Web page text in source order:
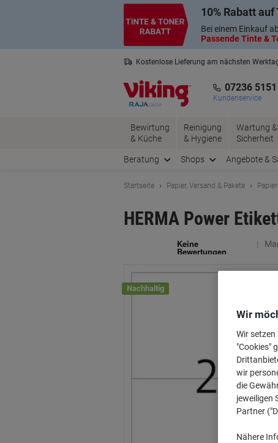
10% Rabatt
Bei einem Einkauf
Passende Tinte &
Kostenlose Lieferung am nächsten
07236
Kundenservice
Bewirtung
& Küche
Reinigung
& Hygiene
Wartung &
Sicherheit
Beratung Shops Angebote &
Startseite Papier, Versand & Pakete
HERMA Power
Nachhaltig
Wir
Wir
"Cookies"
wir
die
jeweiligen
Partner
Nähere